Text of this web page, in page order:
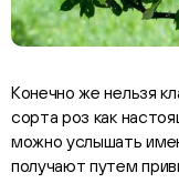
Конечно же нельзя
сорта роз как
можно услышать
получают путем